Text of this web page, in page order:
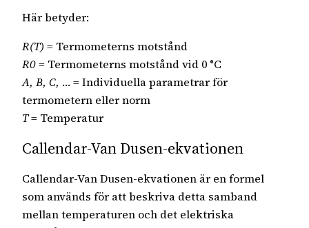
Här betyder:
R(T) = Termometerns motstånd
R0= Termometerns motstånd vid 0 °C
A, B, C, … = Individuella parametrar för
termometern eller norm
T= Temperatur
Callendar-Van Dusen-ekvationen
Callendar-Van Dusen-ekvationen är en formel
som används för att beskriva detta samband
mellan temperaturen och det elektriska